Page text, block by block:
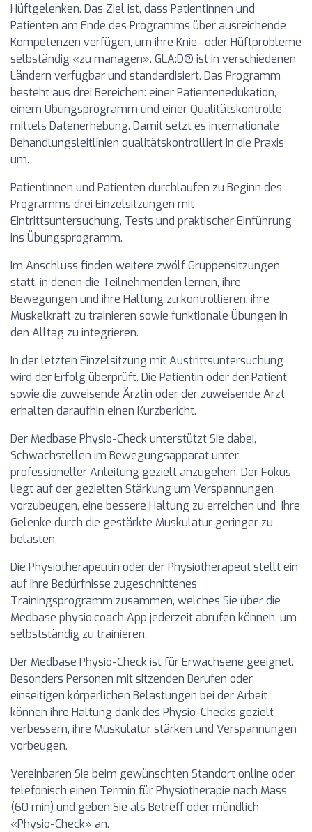
Hüftgelenken. Das Ziel ist, dass Patientinnen und
Patienten am Ende des Programms über ausreichende
Kompetenzen verfügen, um ihre Knie- oder Hüftprobleme
selbständig «zu managen». GLA:D® ist in verschiedenen
Ländern verfügbar und standardisiert. Das Programm
besteht aus drei Bereichen: einer Patientenedukation,
einem Übungsprogramm und einer Qualitätskontrolle
mittels Datenerhebung. Damit setzt es internationale
Behandlungsleitlinien qualitätskontrolliert in die Praxis
um.
Patientinnen und Patienten durchlaufen zu Beginn des
Programms drei Einzelsitzungen mit
Eintrittsuntersuchung, Tests und praktischer Einführung
ins Übungsprogramm.
Im Anschluss finden weitere zwölf Gruppensitzungen
statt, in denen die Teilnehmenden lernen, ihre
Bewegungen und ihre Haltung zu kontrollieren, ihre
Muskelkraft zu trainieren sowie funktionale Übungen in
den Alltag zu integrieren.
In der letzten Einzelsitzung mit Austrittsuntersuchung
wird der Erfolg überprüft. Die Patientin oder der Patient
sowie die zuweisende Ärztin oder der zuweisende Arzt
erhalten daraufhin einen Kurzbericht.
Der Medbase Physio-Check unterstützt Sie dabei,
Schwachstellen im Bewegungsapparat unter
professioneller Anleitung gezielt anzugehen. Der Fokus
liegt auf der gezielten Stärkung um Verspannungen
vorzubeugen, eine bessere Haltung zu erreichen und Ihre
Gelenke durch die gestärkte Muskulatur geringer zu
belasten.
Die Physiotherapeutin oder der Physiotherapeut stellt ein
auf Ihre Bedürfnisse zugeschnittenes
Trainingsprogramm zusammen, welches Sie über die
Medbase physio.coach App jederzeit abrufen können, um
selbstständig zu trainieren.
Der Medbase Physio-Check ist für Erwachsene geeignet.
Besonders Personen mit sitzenden Berufen oder
einseitigen körperlichen Belastungen bei der Arbeit
können ihre Haltung dank des Physio-Checks gezielt
verbessern, ihre Muskulatur stärken und Verspannungen
vorbeugen.
Vereinbaren Sie beim gewünschten Standort online oder
telefonisch einen Termin für Physiotherapie nach Mass
(60 min) und geben Sie als Betreff oder mündlich
«Physio-Check» an.